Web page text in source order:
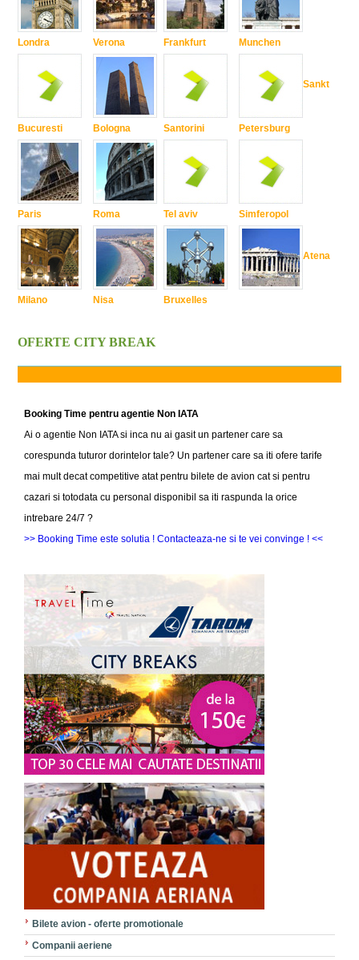
Londra
Bucuresti
Paris
Milano
Verona
Bologna
Roma
Nisa
Frankfurt
Santorini
Tel aviv
Bruxelles
Munchen
Sankt
Petersburg
Simferopol
Atena
OFERTE CITY BREAK
Booking Time pentru agentie Non IATA
Ai o agentie Non IATA si inca nu ai gasit un partener care sa
corespunda tuturor dorintelor tale? Un partener care sa iti ofere tarife
mai mult decat competitive atat pentru bilete de avion cat si pentru
cazari si totodata cu personal disponibil sa iti raspunda la orice
intrebare 24/7 ?
>> Booking Time este solutia ! Contacteaza-ne si te vei convinge ! <<
Bilete avion - oferte promotionale
Companii aeriene